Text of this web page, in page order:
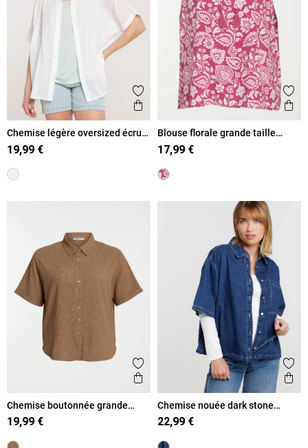
Ajouter aux favoris
Aperçu rapide
Chemise légère oversized écru
femme
19,99 €
Blouse florale grande taille
femme
17,99 €
Ajouter aux favoris
Aperçu rapide
Chemise boutonnée grande
taille femme
19,99 €
Chemise nouée dark stone
femme
22,99 €